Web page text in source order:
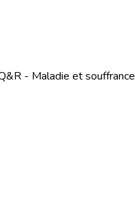
- Maladie et souffrance